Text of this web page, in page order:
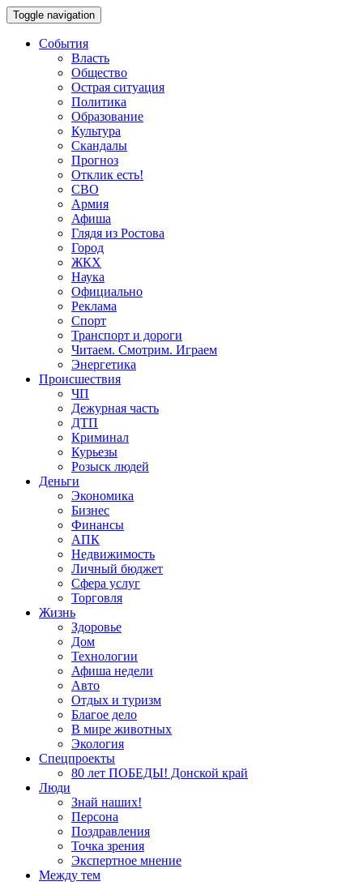
Toggle navigation
События
Власть
Общество
Острая ситуация
Политика
Образование
Культура
Скандалы
Прогноз
Отклик есть!
СВО
Армия
Афиша
Глядя из Ростова
Город
ЖКХ
Наука
Официально
Реклама
Спорт
Транспорт и дороги
Читаем. Смотрим. Играем
Энергетика
Происшествия
ЧП
Дежурная часть
ДТП
Криминал
Курьезы
Розыск людей
Деньги
Экономика
Бизнес
Финансы
АПК
Недвижимость
Личный бюджет
Сфера услуг
Торговля
Жизнь
Здоровье
Дом
Технологии
Афиша недели
Авто
Отдых и туризм
Благое дело
В мире животных
Экология
Спецпроекты
80 лет ПОБЕДЫ! Донской край
Люди
Знай наших!
Персона
Поздравления
Точка зрения
Экспертное мнение
Между тем